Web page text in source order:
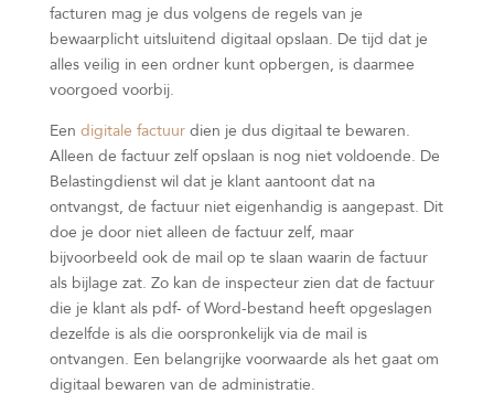
facturen mag je dus volgens de regels van je
bewaarplicht uitsluitend digitaal opslaan. De tijd dat je
alles veilig in een ordner kunt opbergen, is daarmee
voorgoed voorbij.
Een digitale factuurdien je dus digitaal te bewaren.
Alleen de factuur zelf opslaan is nog niet voldoende. De
Belastingdienst wil dat je klant aantoont dat na
ontvangst, de factuur niet eigenhandig is aangepast. Dit
doe je door niet alleen de factuur zelf, maar
bijvoorbeeld ook de mail op te slaan waarin de factuur
als bijlage zat. Zo kan de inspecteur zien dat de factuur
die je klant als pdf- of Word-bestand heeft opgeslagen
dezelfde is als die oorspronkelijk via de mail is
ontvangen. Een belangrijke voorwaarde als het gaat om
digitaal bewaren van de administratie.